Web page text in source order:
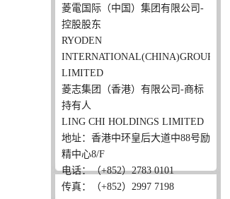
菱電国际（中国）集团有限公司-
控股股东
RYODEN
INTERNATIONAL(CHINA)GROUP
LIMITED
菱志集团（香港）有限公司-商标
持有人
LING CHI HOLDINGS LIMITED
地址：香港中环皇后大道中88号励
精中心8/F
电话：（+852）2783 0101
传真：（+852）2997 7198